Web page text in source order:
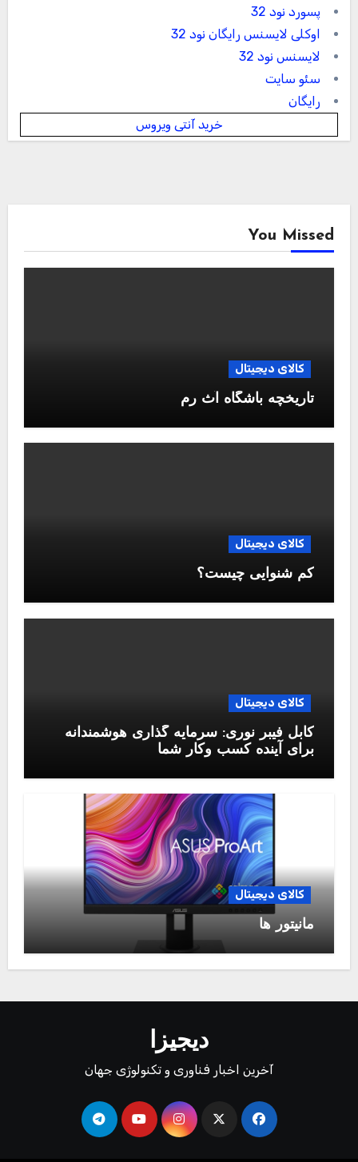
پسورد نود 32
اوکلی لایسنس رایگان نود 32
لایسنس نود 32
سئو سایت
رایگان
خرید آنتی ویروس
You Missed
کالای دیجیتال
تاریخچه باشگاه آث رم
کالای دیجیتال
کم شنوایی چیست؟
کالای دیجیتال
کابل فیبر نوری: سرمایه گذاری هوشمندانه
برای آینده کسب وکار شما
کالای دیجیتال
مانیتور ها
دیجیزا
آخرین اخبار فناوری و تکنولوژی جهان